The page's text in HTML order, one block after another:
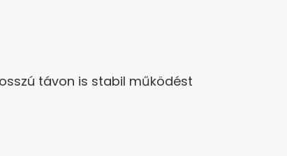
távon is stabil működést